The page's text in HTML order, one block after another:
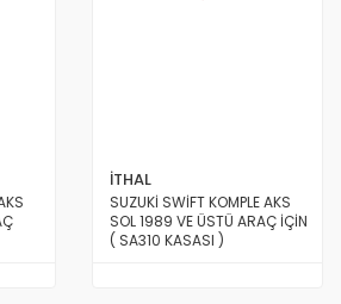
İTHAL
SUZUKİ SWİFT KOMPLE AKS
SOL 1989 VE ÜSTÜ ARAÇ İÇİN
( SA310 KASASI )